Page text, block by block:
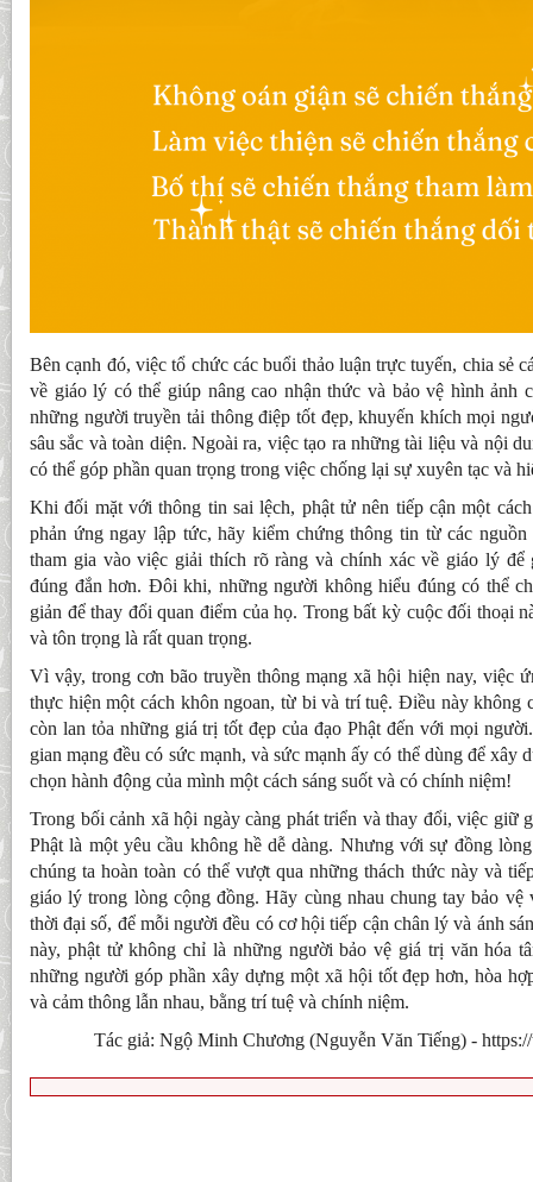
Bên cạnh đó, việc tổ chức các buổi thảo luận trực tuyến, chia sẻ
về giáo lý có thể giúp nâng cao nhận thức và bảo vệ hình ảnh
những người truyền tải thông điệp tốt đẹp, khuyến khích mọi
sâu sắc và toàn diện. Ngoài ra, việc tạo ra những tài liệu và nội
có thể góp phần quan trọng trong việc chống lại sự xuyên tạc và
Khi đối mặt với thông tin sai lệch, phật tử nên tiếp cận một
phản ứng ngay lập tức, hãy kiểm chứng thông tin từ các
tham gia vào việc giải thích rõ ràng và chính xác về giáo lý
đúng đắn hơn. Đôi khi, những người không hiểu đúng có thể
giản để thay đổi quan điểm của họ. Trong bất kỳ cuộc đối thoại
và tôn trọng là rất quan trọng.
Vì vậy, trong cơn bão truyền thông mạng xã hội hiện nay, việc
thực hiện một cách khôn ngoan, từ bi và trí tuệ. Điều này không
còn lan tỏa những giá trị tốt đẹp của đạo Phật đến với mọi
gian mạng đều có sức mạnh, và sức mạnh ấy có thể dùng để xây
chọn hành động của mình một cách sáng suốt và có chính niệm!
Trong bối cảnh xã hội ngày càng phát triển và thay đổi, việc giữ
Phật là một yêu cầu không hề dễ dàng. Nhưng với sự đồng
chúng ta hoàn toàn có thể vượt qua những thách thức này và
giáo lý trong lòng cộng đồng. Hãy cùng nhau chung tay bảo vệ
thời đại số, để mỗi người đều có cơ hội tiếp cận chân lý và ánh
này, phật tử không chỉ là những người bảo vệ giá trị văn hóa
những người góp phần xây dựng một xã hội tốt đẹp hơn, hòa
và cảm thông lẫn nhau, bằng trí tuệ và chính niệm.
Tác giả: Ngộ Minh Chương (Nguyễn Văn Tiếng) -